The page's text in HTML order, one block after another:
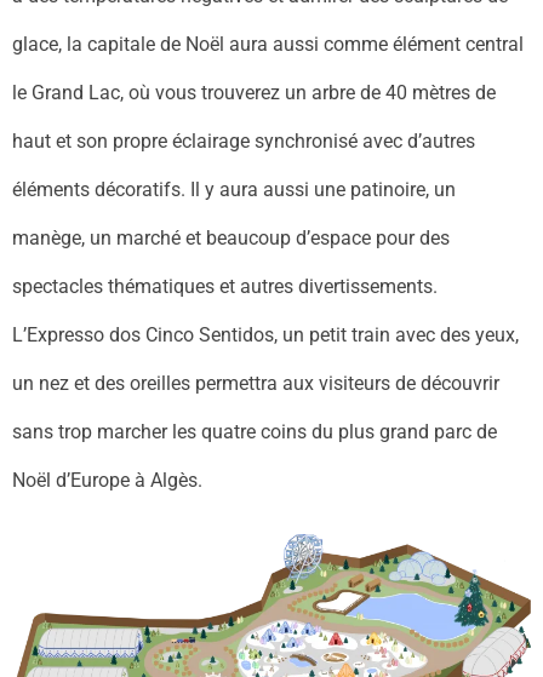
glace, la capitale de Noël aura aussi comme élément central
le Grand Lac, où vous trouverez un arbre de 40 mètres de
haut et son propre éclairage synchronisé avec d’autres
éléments décoratifs. Il y aura aussi une patinoire, un
manège, un marché et beaucoup d’espace pour des
spectacles thématiques et autres divertissements.
L’Expresso dos Cinco Sentidos, un petit train avec des yeux,
un nez et des oreilles permettra aux visiteurs de découvrir
sans trop marcher les quatre coins du plus grand parc de
Noël d’Europe à Algès.